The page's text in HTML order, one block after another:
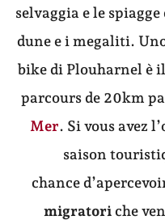
selvaggia e le
dune e i megaliti.
bike di Plouharnel è
parcours de 20km
Mer. Si vous avez
saison
chance
migratoriche